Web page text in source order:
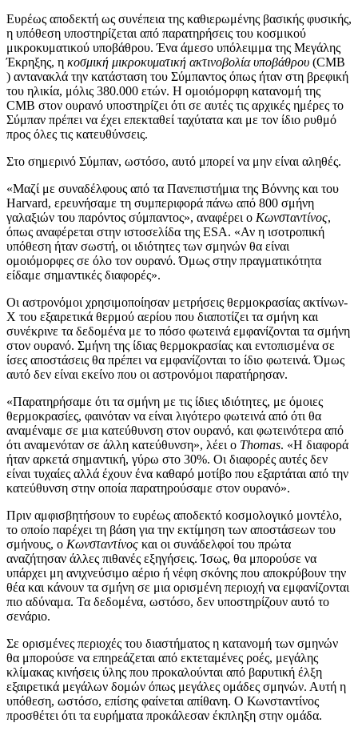
Ευρέως αποδεκτή ως συνέπεια της καθιερωμένης βασικής φυσικής,
η υπόθεση υποστηρίζεται από παρατηρήσεις του κοσμικού
μικροκυματικού υποβάθρου. Ένα άμεσο υπόλειμμα της Μεγάλης
Έκρηξης, η κοσμική μικροκυματική ακτινοβολία υποβάθρου (CMB
) αντανακλά την κατάσταση του Σύμπαντος όπως ήταν στη βρεφική
του ηλικία, μόλις 380.000 ετών. Η ομοιόμορφη κατανομή της
CMB στον ουρανό υποστηρίζει ότι σε αυτές τις αρχικές ημέρες το
Σύμπαν πρέπει να έχει επεκταθεί ταχύτατα και με τον ίδιο ρυθμό
προς όλες τις κατευθύνσεις.
Στο σημερινό Σύμπαν, ωστόσο, αυτό μπορεί να μην είναι αληθές.
«Μαζί με συναδέλφους από τα Πανεπιστήμια της Βόννης και του
Harvard, ερευνήσαμε τη συμπεριφορά πάνω από 800 σμήνη
γαλαξιών του παρόντος σύμπαντος», αναφέρει ο Κωνσταντίνος,
όπως αναφέρεται στην ιστοσελίδα της ESA. «Αν η ισοτροπική
υπόθεση ήταν σωστή, οι ιδιότητες των σμηνών θα είναι
ομοιόμορφες σε όλο τον ουρανό. Όμως στην πραγματικότητα
είδαμε σημαντικές διαφορές».
Οι αστρονόμοι χρησιμοποίησαν μετρήσεις θερμοκρασίας ακτίνων-
Χ του εξαιρετικά θερμού αερίου που διαποτίζει τα σμήνη και
συνέκρινε τα δεδομένα με το πόσο φωτεινά εμφανίζονται τα σμήνη
στον ουρανό. Σμήνη της ίδιας θερμοκρασίας και εντοπισμένα σε
ίσες αποστάσεις θα πρέπει να εμφανίζονται το ίδιο φωτεινά. Όμως
αυτό δεν είναι εκείνο που οι αστρονόμοι παρατήρησαν.
«Παρατηρήσαμε ότι τα σμήνη με τις ίδιες ιδιότητες, με όμοιες
θερμοκρασίες, φαινόταν να είναι λιγότερο φωτεινά από ότι θα
αναμέναμε σε μια κατεύθυνση στον ουρανό, και φωτεινότερα από
ότι αναμενόταν σε άλλη κατεύθυνση», λέει ο Thomas. «Η διαφορά
ήταν αρκετά σημαντική, γύρω στο 30%. Οι διαφορές αυτές δεν
είναι τυχαίες αλλά έχουν ένα καθαρό μοτίβο που εξαρτάται από την
κατεύθυνση στην οποία παρατηρούσαμε στον ουρανό».
Πριν αμφισβητήσουν το ευρέως αποδεκτό κοσμολογικό μοντέλο,
το οποίο παρέχει τη βάση για την εκτίμηση των αποστάσεων του
σμήνους, ο Κωνσταντίνος και οι συνάδελφοί του πρώτα
αναζήτησαν άλλες πιθανές εξηγήσεις. Ίσως, θα μπορούσε να
υπάρχει μη ανιχνεύσιμο αέριο ή νέφη σκόνης που αποκρύβουν την
θέα και κάνουν τα σμήνη σε μια ορισμένη περιοχή να εμφανίζονται
πιο αδύναμα. Τα δεδομένα, ωστόσο, δεν υποστηρίζουν αυτό το
σενάριο.
Σε ορισμένες περιοχές του διαστήματος η κατανομή των σμηνών
θα μπορούσε να επηρεάζεται από εκτεταμένες ροές, μεγάλης
κλίμακας κινήσεις ύλης που προκαλούνται από βαρυτική έλξη
εξαιρετικά μεγάλων δομών όπως μεγάλες ομάδες σμηνών. Αυτή η
υπόθεση, ωστόσο, επίσης φαίνεται απίθανη. Ο Κωνσταντίνος
προσθέτει ότι τα ευρήματα προκάλεσαν έκπληξη στην ομάδα.